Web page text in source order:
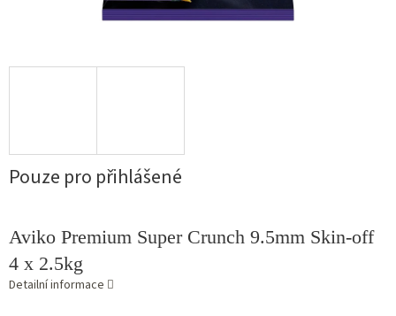
Pouze pro přihlášené
Aviko Premium Super Crunch 9.5mm Skin-off
4 x 2.5kg
Detailní informace